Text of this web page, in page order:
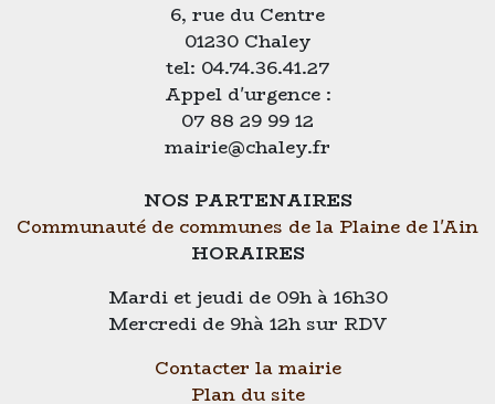
6, rue du Centre
01230 Chaley
tel: 04.74.36.41.27
Appel d'urgence :
07 88 29 99 12
mairie@chaley.fr
NOS PARTENAIRES
Communauté de communes de la Plaine de l'Ain
HORAIRES
Mardi et jeudi de 09h à 16h30
Mercredi de 9hà 12h sur RDV
Contacter la mairie
Plan du site